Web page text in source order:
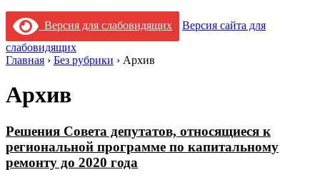
Версия для слабовидящих
Версия сайта для
слабовидящих
Главная › Без рубрики › Архив
Архив
Решения Совета депутатов, относящиеся к
региональной программе по капитальному
ремонту до 2020 года